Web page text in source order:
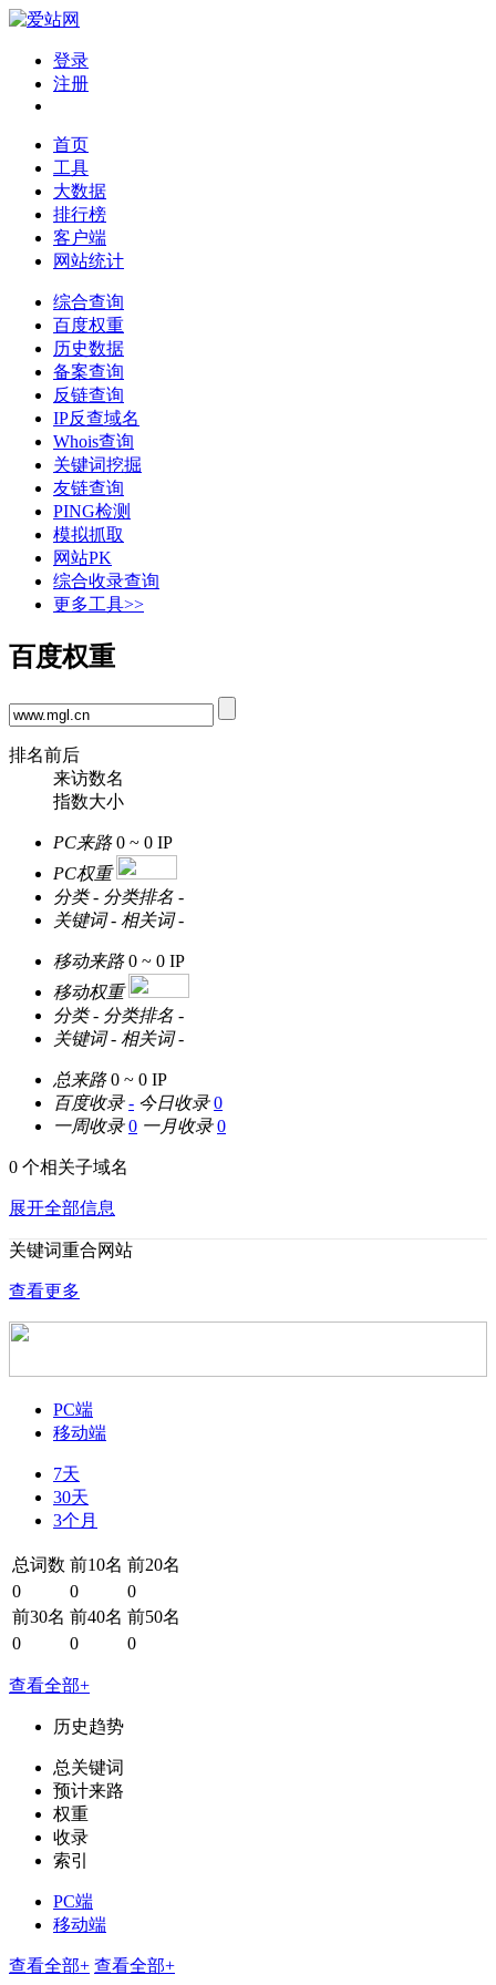
登录
注册
首页
工具
大数据
排行榜
客户端
网站统计
综合查询
百度权重
历史数据
备案查询
反链查询
IP反查域名
Whois查询
关键词挖掘
友链查询
PING检测
模拟抓取
网站PK
综合收录查询
更多工具>>
百度权重
排名前后
来访数名
指数大小
PC来路 0 ~ 0 IP
PC权重
分类 - 分类排名 -
关键词 - 相关词 -
移动来路 0 ~ 0 IP
移动权重
分类 - 分类排名 -
关键词 - 相关词 -
总来路 0 ~ 0 IP
百度收录 - 今日收录 0
一周收录 0 一月收录 0
0 个相关子域名
展开全部信息
关键词重合网站
查看更多
PC端
移动端
7天
30天
3个月
总词数 前10名 前20名
0
0
0
前30名 前40名 前50名
0
0 0
查看全部+
历史趋势
总关键词
预计来路
权重
收录
索引
PC端
移动端
查看全部+ 查看全部+